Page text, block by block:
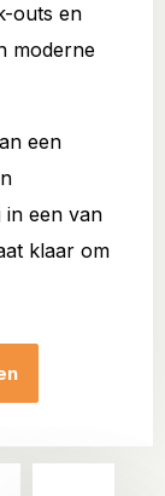
outs en
moderne
een
in een van
klaar om